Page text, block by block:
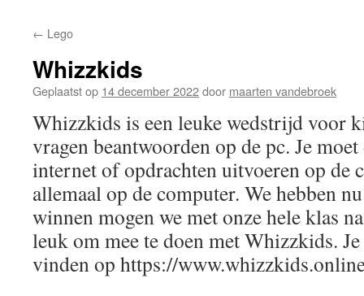
← Lego
Whizzkids
Geplaatst op 14 december 2022door maarten vandebroek
Whizzkids is een leuke wedstrijd voor
vragen beantwoorden op de pc. Je
internet of opdrachten uitvoeren op de
allemaal op de computer. We hebben
winnen mogen we met onze hele klas
leuk om mee te doen met Whizzkids.
vinden op https://